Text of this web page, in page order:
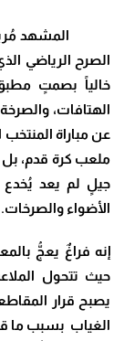
المشهد مُربكٌ
الصرح الرياضي
خالياً بصمتٍ
الهتافات،
عن مباراة
ملعب كرة قدم،
جيلٍ لم يعد يُخدع
الأضواء والصرخات.
إنه فراغٌ يعجُّ
حيث تتحول
يصبح قرار
الغياب بسبب ما